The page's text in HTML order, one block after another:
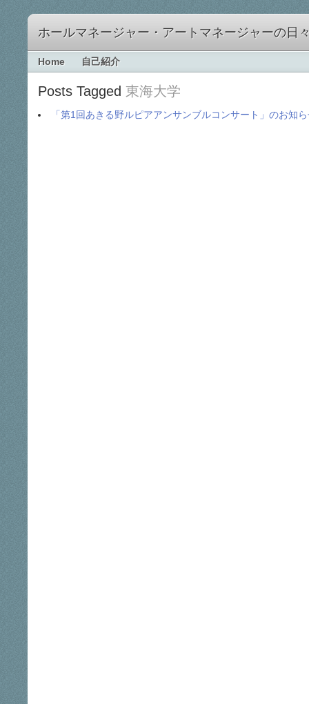
ホールマネージャー・アートマネージャーの日
Home 自己紹介
Posts Tagged 東海大学
「第1回あきる野ルピアアンサンブルコンサート」のお知